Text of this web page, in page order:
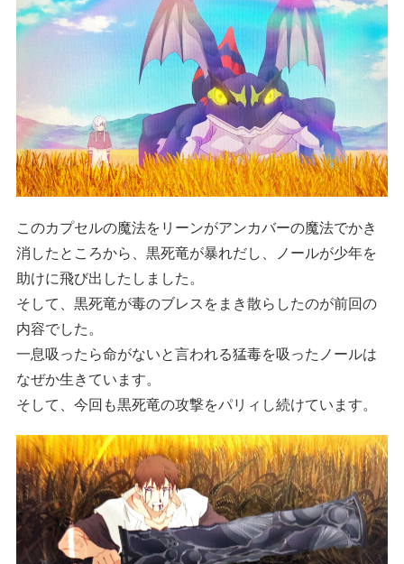
このカプセルの魔法をリーンがアンカバーの魔法でかき
消したところから、黒死竜が暴れだし、ノールが少年を
助けに飛び出したしました。
そして、黒死竜が毒のブレスをまき散らしたのが前回の
内容でした。
一息吸ったら命がないと言われる猛毒を吸ったノールは
なぜか生きています。
そして、今回も黒死竜の攻撃をパリィし続けています。